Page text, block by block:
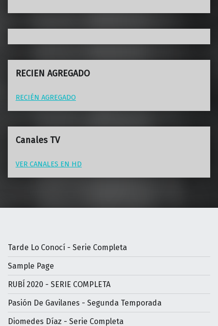
RECIEN AGREGADO
RECIÉN AGREGADO
Canales TV
VER CANALES EN HD
Tarde Lo Conocí - Serie Completa
Sample Page
RUBÍ 2020 - SERIE COMPLETA
Pasión De Gavilanes - Segunda Temporada
Diomedes Díaz - Serie Completa